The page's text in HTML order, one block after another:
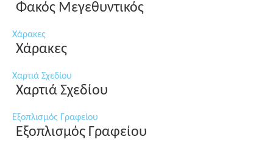
Φακός Μεγεθυντικός
Χάρακες
Χάρακες
Χαρτιά Σχεδίου
Χαρτιά Σχεδίου
Εξοπλισμός Γραφείου
Εξοπλισμός Γραφείου